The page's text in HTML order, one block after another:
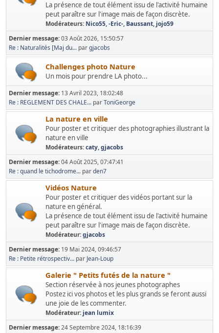
La présence de tout élément issu de l'activité humaine
peut paraître sur l'image mais de façon discrète.
Modérateurs: Nico55,-Eric-, Baussant, jojo59
Dernier message:03 Août 2026, 15:50:57
Re : Naturalités [Maj du... pargjacobs
Challenges photo Nature
Un mois pour prendre LA photo...
Dernier message: 13 Avril 2023, 18:02:48
Re : REGLEMENT DES CHALE... parToniGeorge
La nature en ville
Pour poster et critiquer des photographies illustrant la
nature en ville
Modérateurs:caty,gjacobs
Dernier message:04 Août 2025, 07:47:41
Re : quand le tichodrome... parden7
Vidéos Nature
Pour poster et critiquer des vidéos portant sur la
nature en général.
La présence de tout élément issu de l'activité humaine
peut paraître sur l'image mais de façon discrète.
Modérateur:gjacobs
Dernier message: 19 Mai 2024, 09:46:57
Re : Petite rétrospectiv... par Jean-Loup
Galerie " Petits futés de la nature "
Section réservée à nos jeunes photographes
Postez ici vos photos et les plus grands se feront aussi
une joie de les commenter.
Modérateur: jean lumix
Dernier message:24 Septembre 2024, 18:16:39